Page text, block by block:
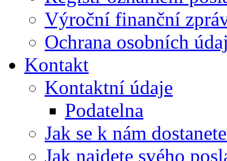
Výroční finanční
Ochrana osobních
Kontakt
Kontaktní údaje
Podatelna
Jak se k nám
Jak najdete svého